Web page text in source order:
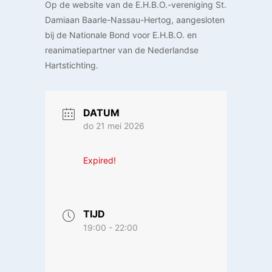
Op de website van de E.H.B.O.-vereniging St.
Damiaan Baarle-Nassau-Hertog, aangesloten
bij de Nationale Bond voor E.H.B.O. en
reanimatiepartner van de Nederlandse
Hartstichting.
DATUM
do 21 mei 2026
Expired!
TIJD
19:00 - 22:00